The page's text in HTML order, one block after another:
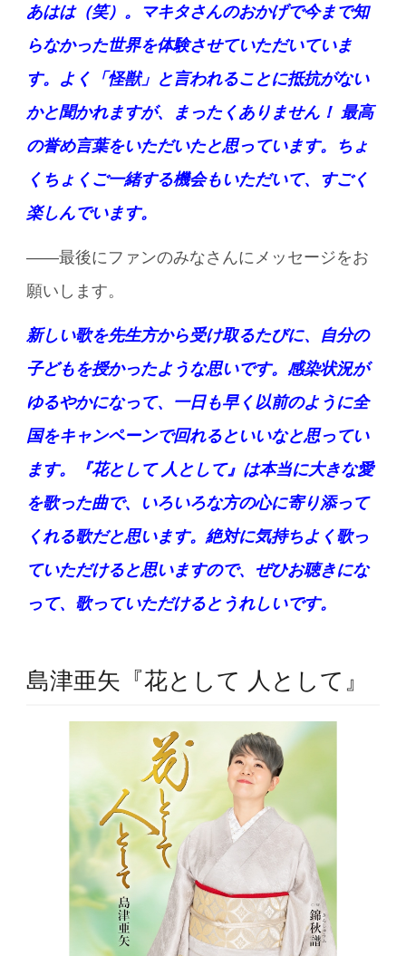
あはは（笑）。マキタさんのおかげで今まで知
らなかった世界を体験させていただいていま
す。よく「怪獣」と言われることに抵抗がない
かと聞かれますが、まったくありません！ 最高
の誉め言葉をいただいたと思っています。ちょ
くちょくご一緒する機会もいただいて、すごく
楽しんでいます。
――最後にファンのみなさんにメッセージをお
願いします。
新しい歌を先生方から受け取るたびに、自分の
子どもを授かったような思いです。感染状況が
ゆるやかになって、一日も早く以前のように全
国をキャンペーンで回れるといいなと思ってい
ます。『花として 人として』は本当に大きな愛
を歌った曲で、いろいろな方の心に寄り添って
くれる歌だと思います。絶対に気持ちよく歌っ
ていただけると思いますので、ぜひお聴きにな
って、歌っていただけるとうれしいです。
島津亜矢『花として 人として』